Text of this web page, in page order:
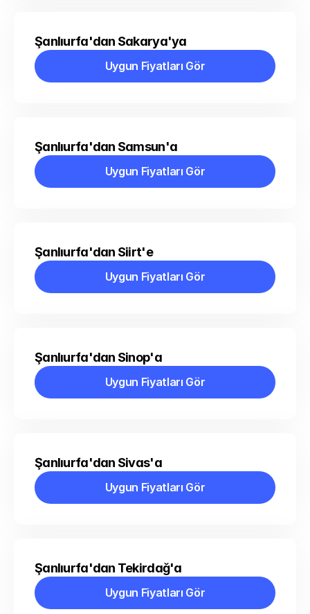
Şanlıurfa'dan Sakarya'ya
Uygun Fiyatları Gör
Uygun Fiyatları Gör
Şanlıurfa'dan Samsun'a
Uygun Fiyatları Gör
Uygun Fiyatları Gör
Şanlıurfa'dan Siirt'e
Uygun Fiyatları Gör
Uygun Fiyatları Gör
Şanlıurfa'dan Sinop'a
Uygun Fiyatları Gör
Uygun Fiyatları Gör
Şanlıurfa'dan Sivas'a
Uygun Fiyatları Gör
Uygun Fiyatları Gör
Şanlıurfa'dan Tekirdağ'a
Uygun Fiyatları Gör
Uygun Fiyatları Gör